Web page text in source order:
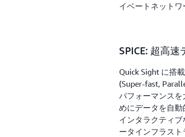
イベートネットワ
SPICE: 超高
Quick Sight に搭
(Super-fast,
パフォーマンスを
めにデータを自
インタラクティ
ータインフラス